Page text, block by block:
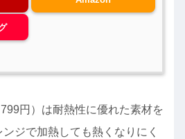
円）は耐熱性に優れた素材を
ジで加熱しても熱くなりにく